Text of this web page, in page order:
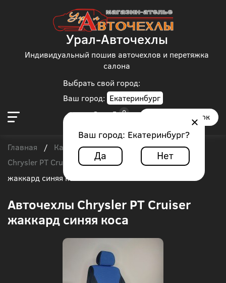
Выбрать свой город:
Ваш город: Екатеринбург
Ваш город: Екатеринбург?
Да Нет
Урал-Авточехлы
Индивидуальный пошив авточехлов и перетяжка
салона
Заказать звонок
Главная / Каталог чехлов / Chrysler /
Chrysler PT Cruiser
/ Авточехлы Chrysler PT Cruiser
жаккард синяя коса
Авточехлы Chrysler PT Cruiser
жаккард синяя коса